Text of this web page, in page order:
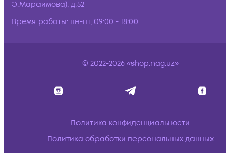
Э.Мараимова), д.52
Время работы: пн-пт, 09:00 - 18:00
© 2022-2026 «shop.nag.uz»
Политика конфиденциальности
Политика обработки персональных данных